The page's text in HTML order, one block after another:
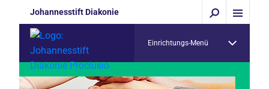
Johannesstift Diakonie
Einrichtungs-Menü